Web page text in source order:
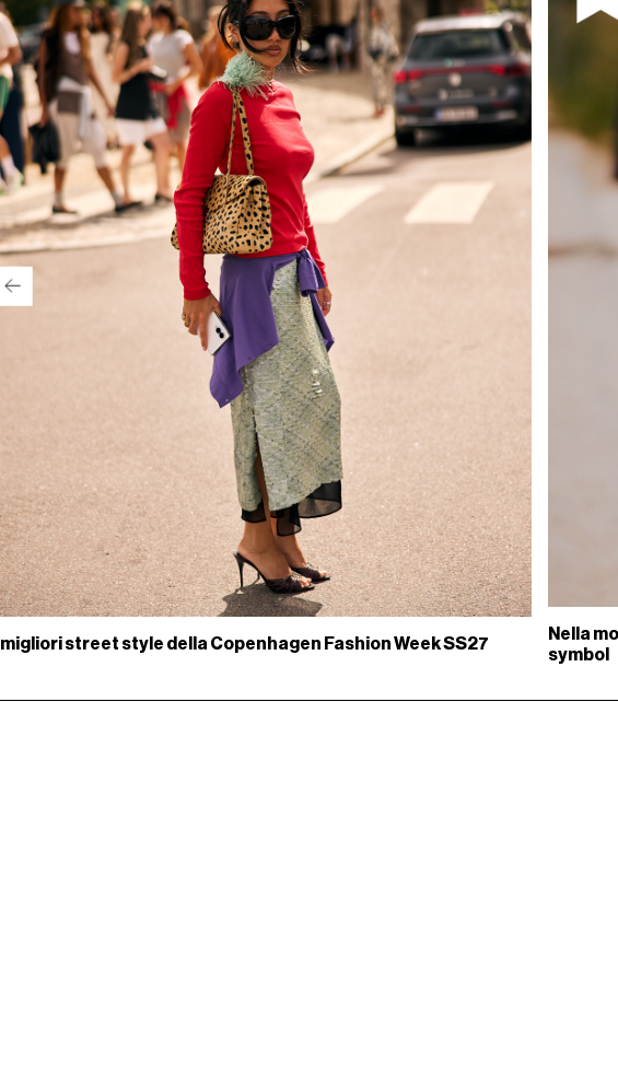
I migliori street style della Copenhagen Fashion Week SS27
Nella
symbol